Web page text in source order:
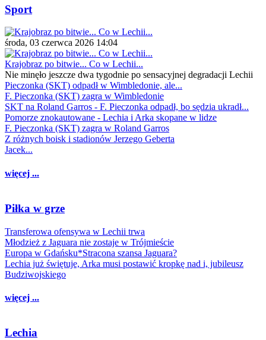
Sport
środa, 03 czerwca 2026 14:04
Krajobraz po bitwie... Co w Lechii...
Nie minęło jeszcze dwa tygodnie po sensacyjnej degradacji Lechii
Pieczonka (SKT) odpadł w Wimbledonie, ale...
F. Pieczonka (SKT) zagra w Wimbledonie
SKT na Roland Garros - F. Pieczonka odpadł, bo sędzia ukradł...
Pomorze znokautowane - Lechia i Arka skopane w lidze
F. Pieczonka (SKT) zagra w Roland Garros
Z różnych boisk i stadionów Jerzego Geberta
Jacek...
więcej ...
Piłka w grze
Transferowa ofensywa w Lechii trwa
Młodzież z Jaguara nie zostaje w Trójmieście
Europa w Gdańsku*Stracona szansa Jaguara?
Lechia już świętuje, Arka musi postawić kropkę nad i, jubileusz
Budziwojskiego
więcej ...
Lechia